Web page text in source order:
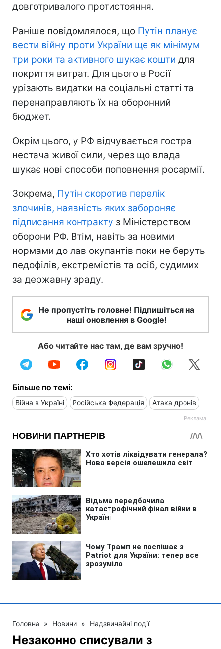
довготривалого протистояння.
Раніше повідомлялося, що Путін планує
вести війну проти України ще як мінімум
три роки та активного шукає кошти для
покриття витрат. Для цього в Росії
урізають видатки на соціальні статті та
перенаправляють їх на оборонний
бюджет.
Окрім цього, у РФ відчувається гостра
нестача живої сили, через що влада
шукає нові способи поповнення росармії.
Зокрема, Путін скоротив перелік
злочинів, наявність яких забороняє
підписання контракту з Міністерством
оборони РФ. Втім, навіть за новими
нормами до лав окупантів поки не беруть
педофілів, екстремістів та осіб, судимих
за державну зраду.
Не пропустіть головне! Підпишіться на
наші оновлення в Google!
Або читайте нас там, де вам зручно!
Більше по темі:
Війна в Україні Російська Федерація Атака дронів
Головна » Новини » Надзвичайні події
Незаконно списували з